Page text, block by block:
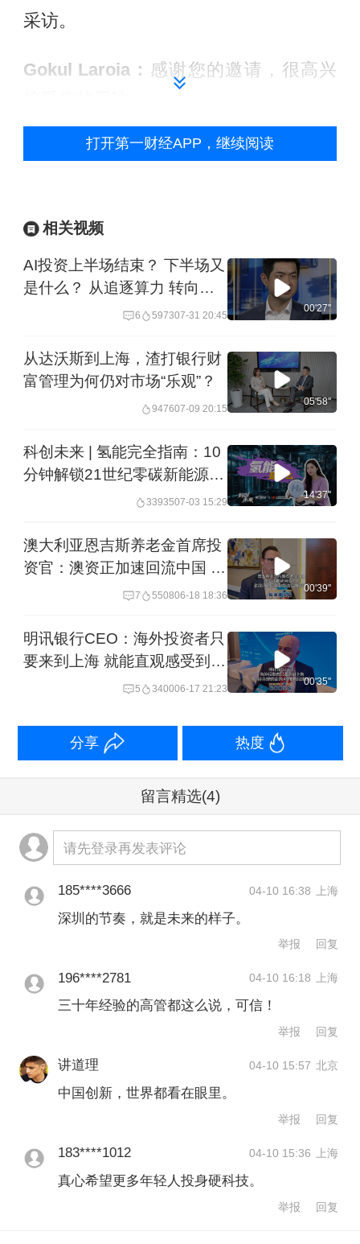
采访。
Gokul Laroia ： 感谢您的邀请，很高兴
第一财经：首先恭喜摩根士丹利中国峰
Gokul Laroia：
多场峰会。之所以决定将本次峰会移至
深圳，原因之一便是中国当下科技创新
的广度与深度。当人们关注中国、考虑
在华投资时，最感兴趣的正是这些如今
正快速规模化发展的垂直领域 —— 坦率
地说，从技术层面来看，这些领域已达
依托人形机器人与智能装备实现的工业
自动化，还是人工智能的基础设施建
新都在这里蓬勃发展，相关产业生态也
集中在深圳及周边地区。因此，本次峰
全球投资者对接交流的平台，同时也让
投资者有机会接触到那些有望成为未来
国上市公司生态的未来格局。
世界。通过本次峰会，你最想向客户传
Gokul Laroia：你说得对。当前地缘政
治环境极为复杂。中东冲突显然带来了
多方面问题，其中最主要的就是能源领
域。我们认为，这场冲突持续时间越
长，局势就会越复杂，油价也会随之走
高。随之而来的就是需求萎缩，而这正
是经济可能陷入衰退的第一步。希望冲
突能在那之前得到解决，我们也寄望于
此。但本次峰会的关注点要 更为 微观。
我们的初衷，是让投资者来到这里，与
各类企业面对面交流。正如我之前所
打开第一财经APP，继续阅读
相关视频
AI投资上半场结束？ 下半场又
是什么？ 从追逐算力 转向提
6 597307-31 20:45
00'27''
从达沃斯到上海，渣打银行财
富管理为何仍对市场“乐观”？
947607-09 20:15
05'58''
科创未来 | 氢能完全指南：10
分钟解锁21世纪零碳新能源
厘清落地场景、全产业链与国
3393507-03 15:29
14'37''
澳大利亚恩吉斯养老金首席投
资官：澳资正加速回流中国 多
次调研后我们投资信心更足了
7 550806-18 18:36
00'39''
明讯银行CEO：海外投资者只
要来到上海 就能直观感受到这
5 340006-17 21:23
00'35''
分享 热度
留言精选(4)
请先登录再发表评论
185****3666 04-10 16:38 上海
深圳的节奏，就是未来的样子。
举报 回复
196****2781 04-10 16:18 上海
三十年经验的高管都这么说，可信！
举报 回复
讲道理 04-10 15:57 北京
中国创新，世界都看在眼里。
举报 回复
183****1012 04-10 15:36 上海
真心希望更多年轻人投身硬科技。
举报 回复